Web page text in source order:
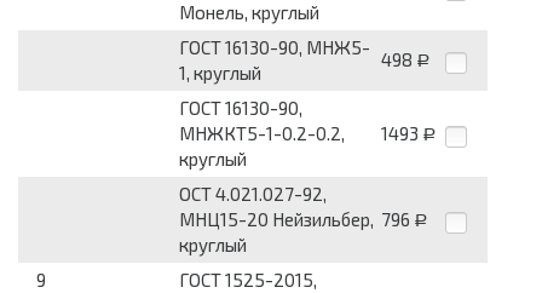
Монель, круглый
ГОСТ 16130-90, МНЖ5-
1, круглый
498 Р
ГОСТ 16130-90,
МНЖКТ5-1-0.2-0.2,
круглый
1493 Р
ОСТ 4.021.027-92,
МНЦ15-20 Нейзильбер,
круглый
796 Р
9
ГОСТ 1525-2015,